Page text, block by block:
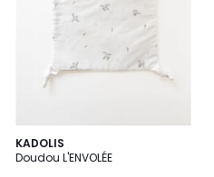
KADOLIS
Doudou L'ENVOLÉE
2
Couleurs